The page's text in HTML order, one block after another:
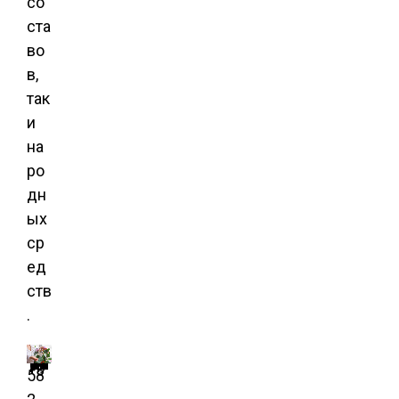
ста
во
в,
так
и
на
ро
дн
ых
ср
ед
ств
.
Выращивание комнатных растений.
Иллюстрация для статьи используется по стандартной лицензии ©ofazende.ru
58